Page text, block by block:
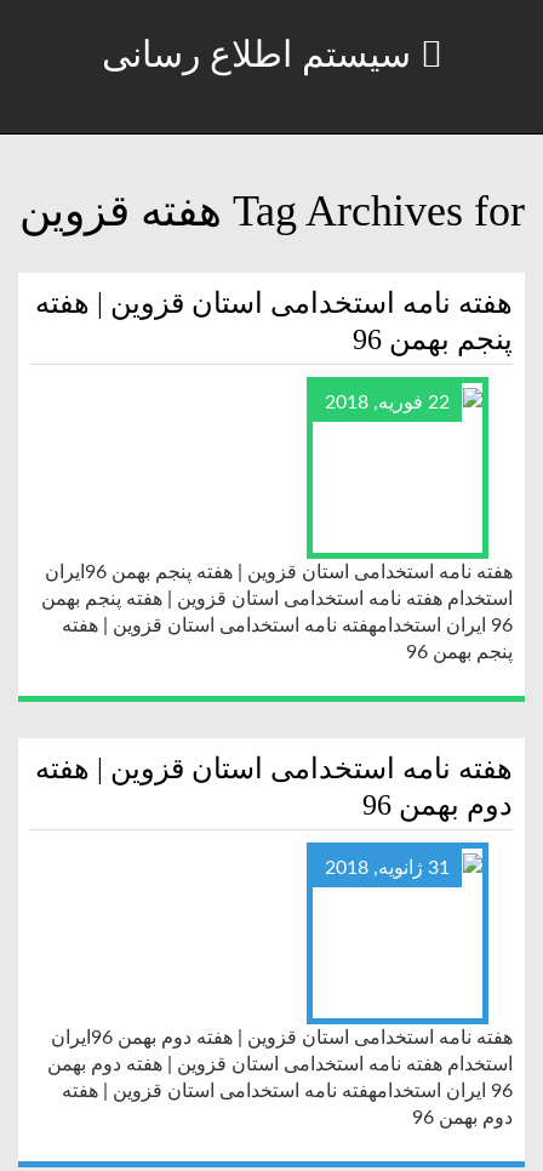
سیستم اطلاع رسانی
Tag Archives for هفته قزوین
هفته نامه استخدامی استان قزوین | هفته
پنجم بهمن 96
22 فوریه, 2018
هفته نامه استخدامی استان قزوین | هفته پنجم بهمن 96ایران
استخدام هفته نامه استخدامی استان قزوین | هفته پنجم بهمن
96 ایران استخدامهفته نامه استخدامی استان قزوین | هفته
پنجم بهمن 96
هفته نامه استخدامی استان قزوین | هفته
دوم بهمن 96
31 ژانویه, 2018
هفته نامه استخدامی استان قزوین | هفته دوم بهمن 96ایران
استخدام هفته نامه استخدامی استان قزوین | هفته دوم بهمن
96 ایران استخدامهفته نامه استخدامی استان قزوین | هفته
دوم بهمن 96